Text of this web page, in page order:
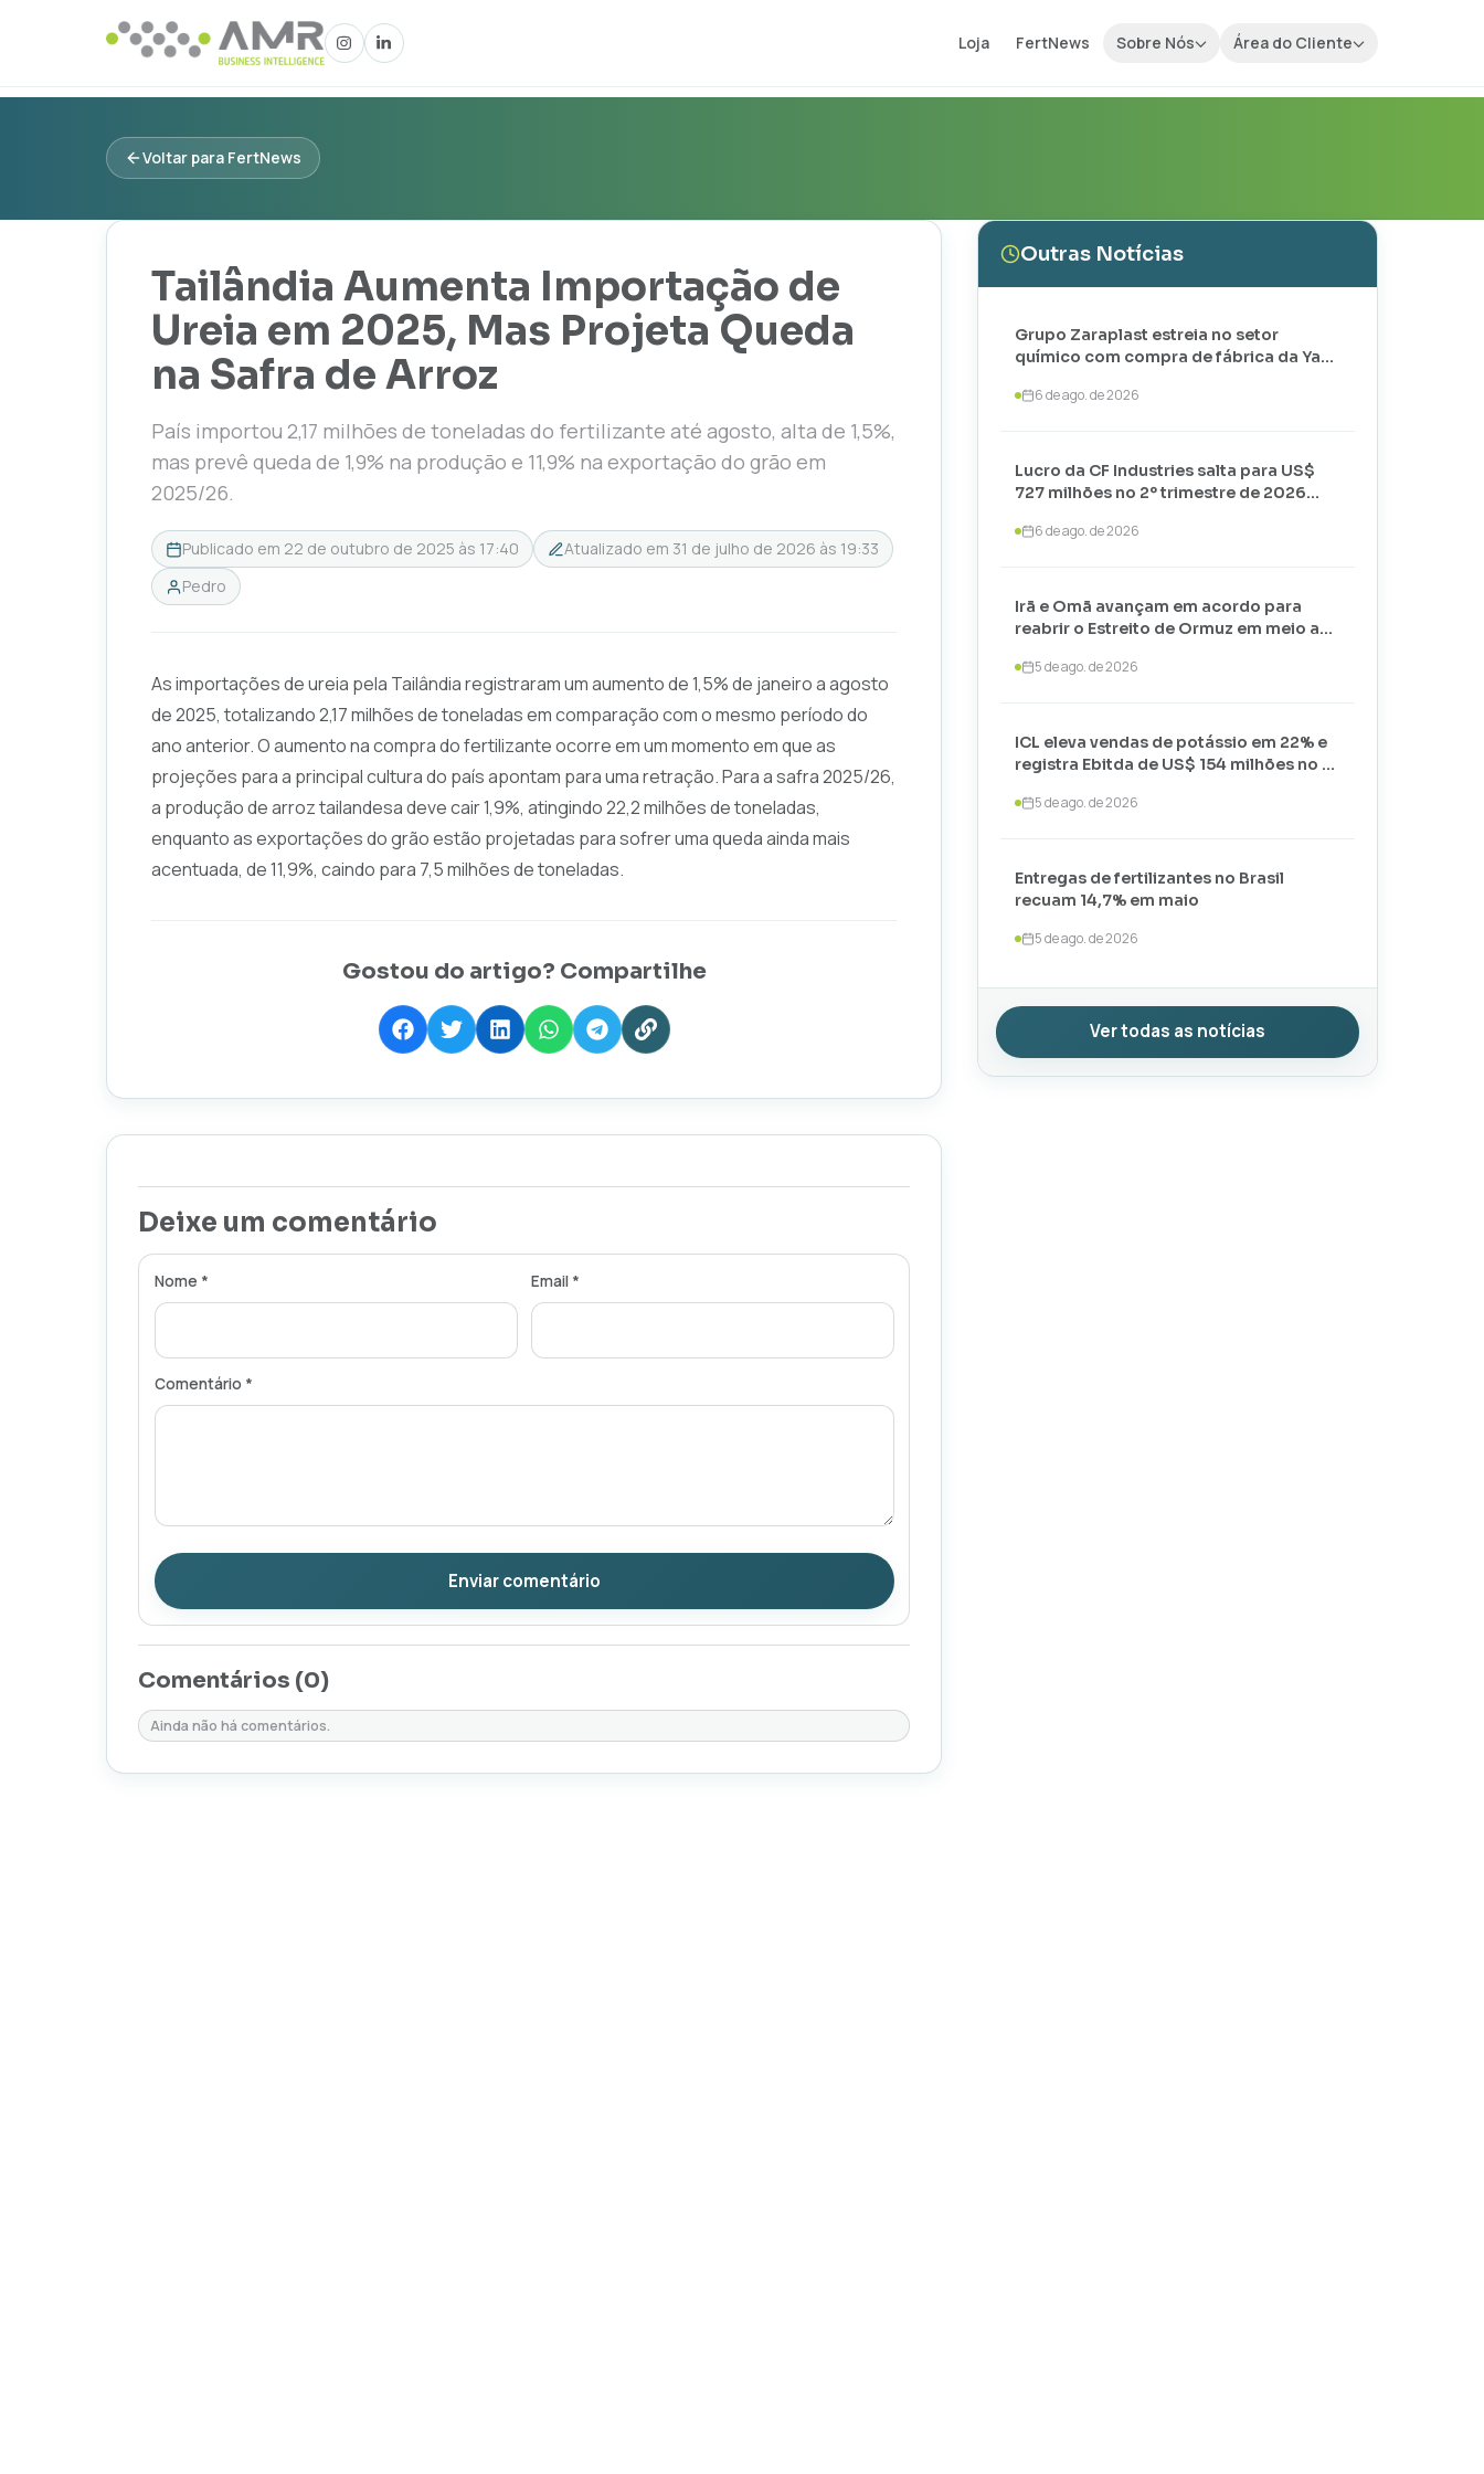
Loja FertNews Sobre Nós Área do Cliente
Voltar para FertNews
Tailândia Aumenta Importação de
Ureia em 2025, Mas Projeta Queda
na Safra de Arroz
País importou 2,17 milhões de toneladas do fertilizante até agosto, alta de 1,5%,
mas prevê queda de 1,9% na produção e 11,9% na exportação do grão em
2025/26.
Publicado em 22 de outubro de 2025 às 17:40 Atualizado em 31 de julho de 2026 às 19:33
Pedro
As importações de ureia pela Tailândia registraram um aumento de 1,5% de janeiro a agosto
de 2025, totalizando 2,17 milhões de toneladas em comparação com o mesmo período do
ano anterior. O aumento na compra do fertilizante ocorre em um momento em que as
projeções para a principal cultura do país apontam para uma retração. Para a safra 2025/26,
a produção de arroz tailandesa deve cair 1,9%, atingindo 22,2 milhões de toneladas,
enquanto as exportações do grão estão projetadas para sofrer uma queda ainda mais
acentuada, de 11,9%, caindo para 7,5 milhões de toneladas.
Gostou do artigo? Compartilhe
Deixe um comentário
Nome * Email *
Comentário *
Enviar comentário
Comentários (0)
Ainda não há comentários.
Outras Notícias
Grupo Zaraplast estreia no setor
químico com compra de fábrica da Yara
6 de ago. de 2026
Lucro da CF Industries salta para US$
727 milhões no 2º trimestre de 2026
6 de ago. de 2026
Irã e Omã avançam em acordo para
reabrir o Estreito de Ormuz em meio a
5 de ago. de 2026
ICL eleva vendas de potássio em 22% e
registra Ebitda de US$ 154 milhões no 2º
5 de ago. de 2026
Entregas de fertilizantes no Brasil
recuam 14,7% em maio
5 de ago. de 2026
Ver todas as notícias